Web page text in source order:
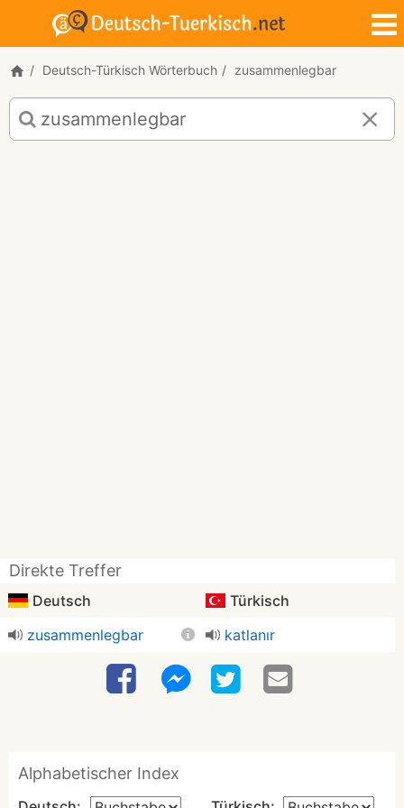
Deutsch-Türkisch Wörterbuch zusammenlegbar
Deutsch-
Türkisch
Übersetzung
Direkte Treffer
Deutsch
Türkisch
zusammenlegbar
katlanır
Alphabetischer Index